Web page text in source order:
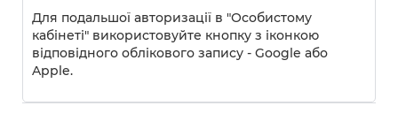
Для подальшої авторизації в "Особистому
кабінеті" використовуйте кнопку з іконкою
відповідного облікового запису - Google або
Apple.